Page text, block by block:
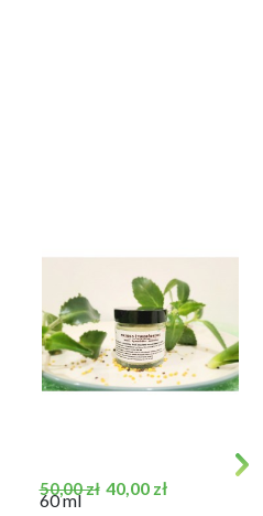
Cena podstawowa
50,00 zł Cena
40,00 zł
60 ml